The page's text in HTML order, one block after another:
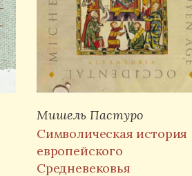
Мишель Пастуро
Символическая история
европейского
Средневековья